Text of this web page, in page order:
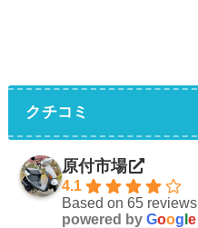
クチコミ
原付市場
4.1
Based on 65 reviews
powered by Goog e